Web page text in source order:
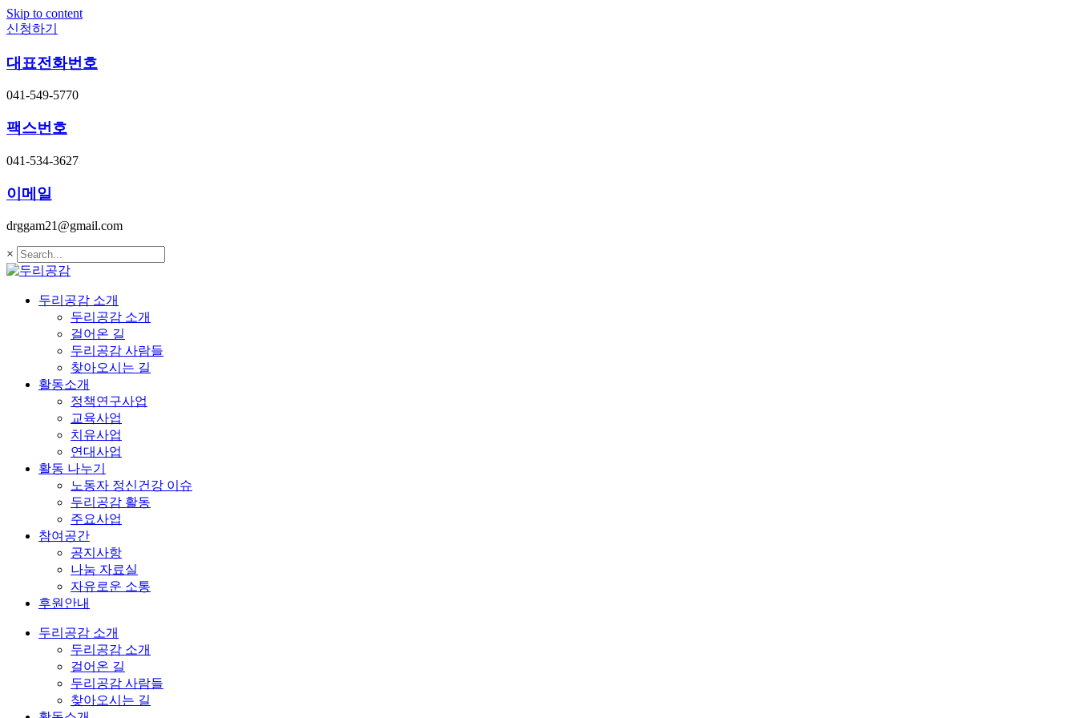
Skip to content
신청하기
대표전화번호
041-549-5770
팩스번호
041-534-3627
이메일
drggam21@gmail.com
×
두리공감 소개
두리공감 소개
걸어온 길
두리공감 사람들
찾아오시는 길
활동소개
정책연구사업
교육사업
치유사업
연대사업
활동 나누기
노동자 정신건강 이슈
두리공감 활동
주요사업
참여공간
공지사항
나눔 자료실
자유로운 소통
후원안내
두리공감 소개
두리공감 소개
걸어온 길
두리공감 사람들
찾아오시는 길